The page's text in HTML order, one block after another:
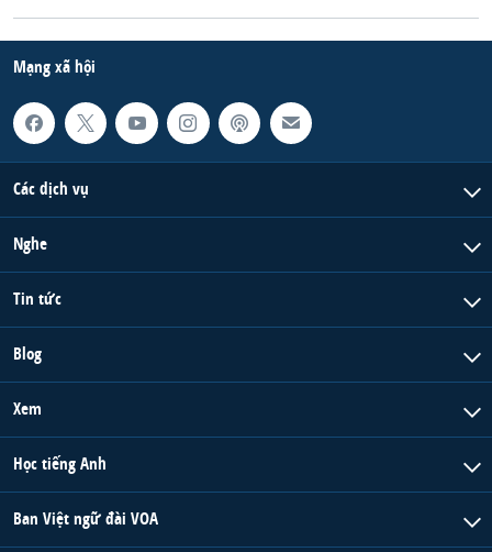
Mạng xã hội
Các dịch vụ
Nghe
Tin tức
Blog
Xem
Học tiếng Anh
Ban Việt ngữ đài VOA